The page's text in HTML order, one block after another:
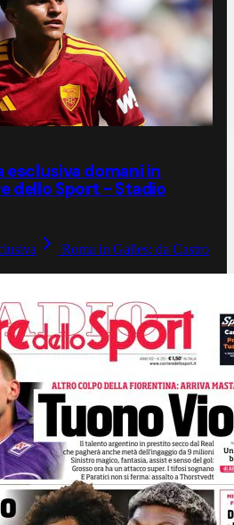
domani in
dello Sport - Stadio
Roma in Galles: da Castro